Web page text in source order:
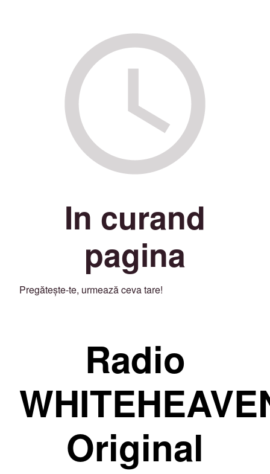
In curand
pagina
Pregătește-te, urmează ceva tare!
Radio
Original